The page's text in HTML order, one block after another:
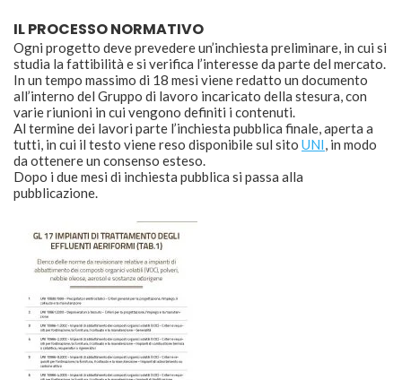
IL PROCESSO NORMATIVO
Ogni progetto deve prevedere un’inchiesta preliminare, in cui si
studia la fattibilità e si verifica l’interesse da parte del mercato.
In un tempo massimo di 18 mesi viene redatto un documento
all’interno del Gruppo di lavoro incaricato della stesura, con
varie riunioni in cui vengono definiti i contenuti.
Al termine dei lavori parte l’inchiesta pubblica finale, aperta a
tutti, in cui il testo viene reso disponibile sul sito UNI, in modo
da ottenere un consenso esteso.
Dopo i due mesi di inchiesta pubblica si passa alla
pubblicazione.